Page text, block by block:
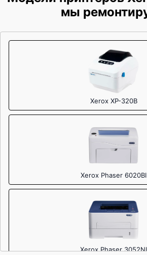
мы
Xerox XP-320B
Xerox Phaser 6020BI
Xerox Phaser 3052NI